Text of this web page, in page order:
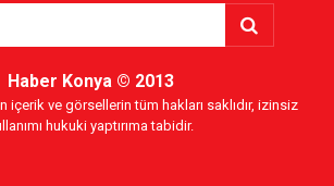
Haber Konya© 2013
içerik ve görsellerin tüm hakları saklıdır, izinsiz
hukuki yaptırıma tabidir.